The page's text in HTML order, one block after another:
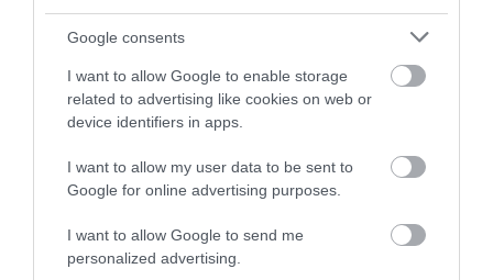
Google consents
I want to allow Google to enable storage
related to advertising like cookies on web or
device identifiers in apps.
I want to allow my user data to be sent to
Google for online advertising purposes.
I want to allow Google to send me
personalized advertising.
31.07.2026
Το σημάδι στο πόδι που μπορεί να κρύβει